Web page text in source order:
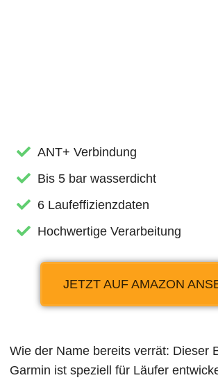
ANT+ Verbindung
Bis 5 bar wasserdicht
6 Laufeffizienzdaten
Hochwertige Verarbeitung
JETZT AUF AMAZON
Wie der Name bereits verrät: Dieser
Garmin ist speziell für Läufer